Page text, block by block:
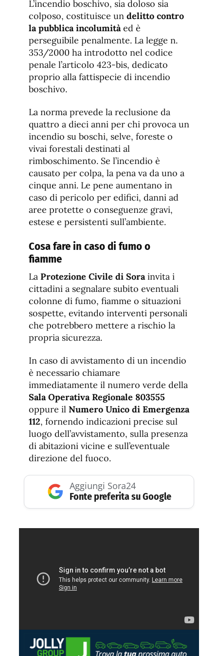
L’incendio boschivo, sia doloso sia
colposo, costituisce un delitto contro
la pubblica incolumità ed è
perseguibile penalmente. La legge n.
353/2000 ha introdotto nel codice
penale l’articolo 423-bis, dedicato
proprio alla fattispecie di incendio
boschivo.
La norma prevede la reclusione da
quattro a dieci anni per chi provoca un
incendio su boschi, selve, foreste o
vivai forestali destinati al
rimboschimento. Se l’incendio è
causato per colpa, la pena va da uno a
cinque anni. Le pene aumentano in
caso di pericolo per edifici, danni ad
aree protette o conseguenze gravi,
estese e persistenti sull’ambiente.
Cosa fare in caso di fumo o
fiamme
La Protezione Civile di Sora invita i
cittadini a segnalare subito eventuali
colonne di fumo, fiamme o situazioni
sospette, evitando interventi personali
che potrebbero mettere a rischio la
propria sicurezza.
In caso di avvistamento di un incendio
è necessario chiamare
immediatamente il numero verde della
Sala Operativa Regionale 803555
oppure il Numero Unico di Emergenza
112, fornendo indicazioni precise sul
luogo dell’avvistamento, sulla presenza
di abitazioni vicine e sull’eventuale
direzione del fuoco.
Aggiungi Sora24
Fonte preferita su Google